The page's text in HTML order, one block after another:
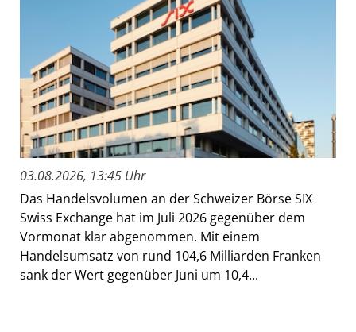
03.08.2026, 13:45 Uhr
Das Handelsvolumen an der Schweizer Börse SIX
Swiss Exchange hat im Juli 2026 gegenüber dem
Vormonat klar abgenommen. Mit einem
Handelsumsatz von rund 104,6 Milliarden Franken
sank der Wert gegenüber Juni um 10,4...